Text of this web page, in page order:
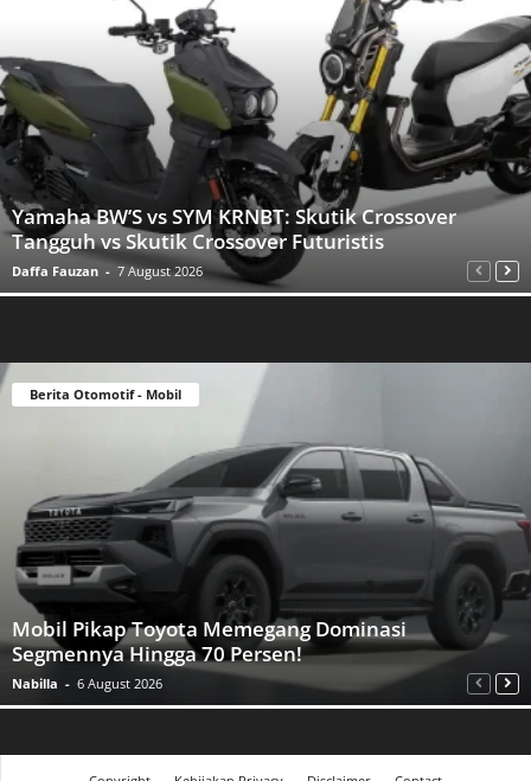
Yamaha BW’S vs SYM KRNBT: Skutik Crossover
Tangguh vs Skutik Crossover Futuristis
Daffa Fauzan - 7 August 2026
Berita Otomotif - Mobil
Mobil Pikap Toyota Memegang Dominasi
Segmennya Hingga 70 Persen!
Nabilla - 6 August 2026